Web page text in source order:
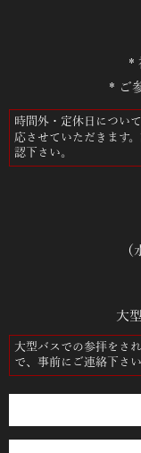
*
* ご
時間外・定休日につい
応させていただきます
認下さい。
大
大型バスでの参拝をさ
で、事前にご連絡下さい